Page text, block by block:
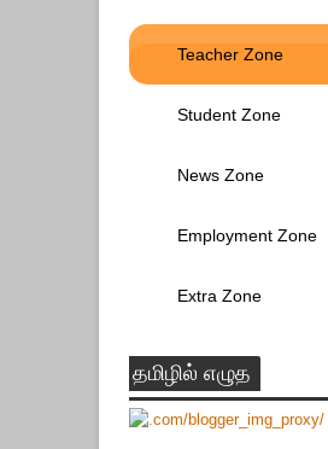
Teacher Zone
Student Zone
News Zone
Employment Zone
Extra Zone
தமிழில் எழுத